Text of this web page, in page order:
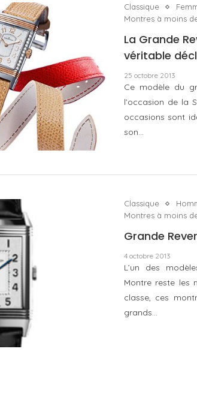
Classique
Montres à moins
La Grande
véritable
25 octobre 2013
Ce modèle du
l’occasion de la
occasions sont
son…
Classique
Montres à moins
Grande
4 octobre 2013
L’un des
Montre reste les
classe, ces
grands…